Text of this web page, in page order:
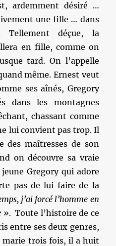
ardemment désiré …
une fille … dans
Tellement déçue, la
en fille, comme on
tard. On l’appelle
même. Ernest veut
ses aînés, Gregory
dans les montagnes
chassant comme
lui convient pas trop. Il
des maîtresses de son
on découvre sa vraie
Gregory qui adore
pas de lui faire de la
j’ai forcé l’homme en
». Toute l’histoire de ce
entre ses deux genres,
marie trois fois, il a huit